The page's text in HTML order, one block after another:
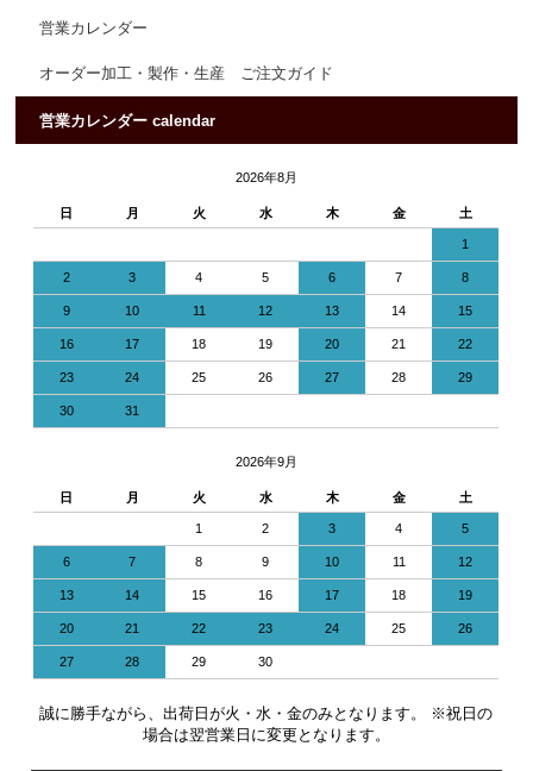
営業カレンダー
オーダー加工・製作・生産 ご注文ガイド
営業カレンダー calendar
2026年8月
日 月 火 水 木 金 土
1
2 3 4 5 6 7 8
9 10 11 12 13 14 15
16 17 18 19 20 21 22
23 24 25 26 27 28 29
30 31
2026年9月
日 月 火 水 木 金 土
1 2 3 4 5
6 7 8 9 10 11 12
13 14 15 16 17 18 19
20 21 22 23 24 25 26
27 28 29 30
誠に勝手ながら、出荷日が火・水・金のみとなります。 ※祝日の
場合は翌営業日に変更となります。